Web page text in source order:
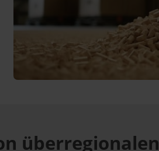
überregionalen